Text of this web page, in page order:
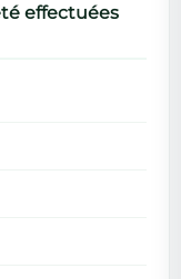
effectuées